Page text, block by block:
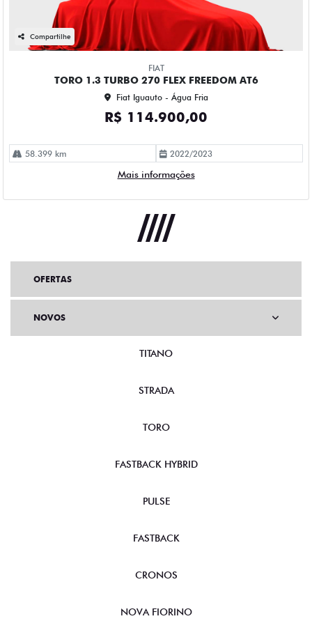
Compartilhe
FIAT
TORO 1.3 TURBO 270 FLEX FREEDOM AT6
Fiat Iguauto - Água Fria
R$ 114.900,00
58.399 km 2022/2023
Mais informações
OFERTAS
NOVOS
TITANO
STRADA
TORO
FASTBACK HYBRID
PULSE
FASTBACK
CRONOS
NOVA FIORINO